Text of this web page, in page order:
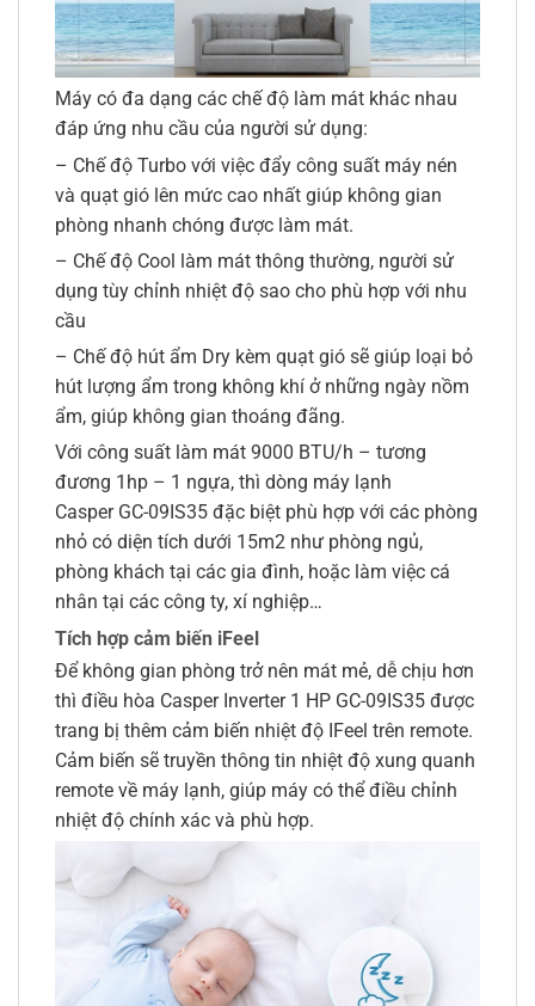
Máy có đa dạng các chế độ làm mát khác nhau
đáp ứng nhu cầu của người sử dụng:
– Chế độ Turbo với việc đẩy công suất máy nén
và quạt gió lên mức cao nhất giúp không gian
phòng nhanh chóng được làm mát.
– Chế độ Cool làm mát thông thường, người sử
dụng tùy chỉnh nhiệt độ sao cho phù hợp với nhu
cầu
– Chế độ hút ẩm Dry kèm quạt gió sẽ giúp loại bỏ
hút lượng ẩm trong không khí ở những ngày nồm
ẩm, giúp không gian thoáng đãng.
Với công suất làm mát 9000 BTU/h – tương
đương 1hp – 1 ngựa, thì dòng máy lạnh
Casper GC-09IS35 đặc biệt phù hợp với các phòng
nhỏ có diện tích dưới 15m2 như phòng ngủ,
phòng khách tại các gia đình, hoặc làm việc cá
nhân tại các công ty, xí nghiệp…
Tích hợp cảm biến iFeel
Để không gian phòng trở nên mát mẻ, dễ chịu hơn
thì điều hòa Casper Inverter 1 HP GC-09IS35 được
trang bị thêm cảm biến nhiệt độ IFeel trên remote.
Cảm biến sẽ truyền thông tin nhiệt độ xung quanh
remote về máy lạnh, giúp máy có thể điều chỉnh
nhiệt độ chính xác và phù hợp.